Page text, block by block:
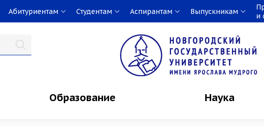
Абитуриентам Студентам Аспирантам Выпускникам
и
Образование Наука